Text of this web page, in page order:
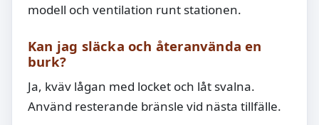
modell och ventilation runt stationen.
Kan jag släcka och återanvända en
burk?
Ja, kväv lågan med locket och låt svalna.
Använd resterande bränsle vid nästa tillfälle.